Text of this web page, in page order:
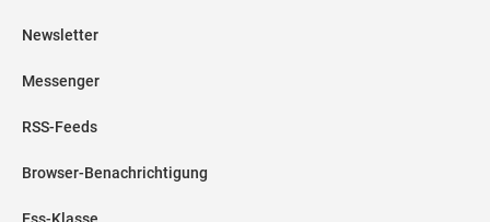
Newsletter
Messenger
RSS-Feeds
Browser-Benachrichtigung